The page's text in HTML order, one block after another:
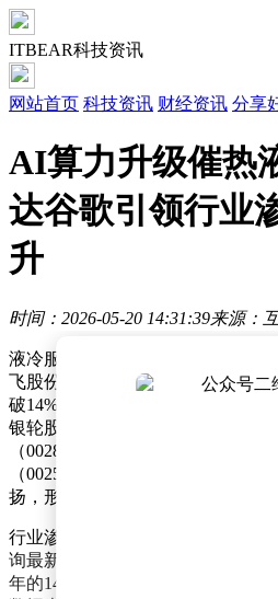
ITBEAR科技资讯
网站首页 科技资讯 财经资讯 分享
AI算力升级催热
达谷歌引领行业
升
时间：2026-05-20 14:31:39来源：
液冷服务器概念在资本市场持续升
飞股份（300990.SZ）与申菱环境
破14%，川润股份（002272.SZ）
银轮股份（002126.SZ）早盘即封
（002837.SZ）、大元泵业（
（002536.SZ）、依米康（
扬，形成板块联动效应。
行业渗透率加速提升成为核心驱动
询最新研究报告，AI数据中心液冷
年的14%跃升至2025年的33%，